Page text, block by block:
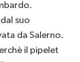
suo
da Salerno.
il pipelet